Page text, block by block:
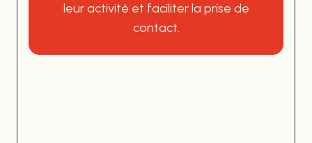
leur activité et faciliter la prise de
contact.